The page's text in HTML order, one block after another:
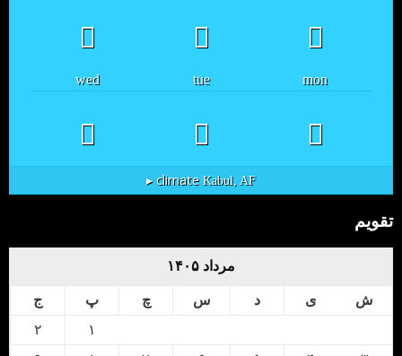
mon
tue
wed
Kabul, AF
climate ▸
تقویم
مرداد ۱۴۰۵
ش ی د س چ پ
ج
۱
۲